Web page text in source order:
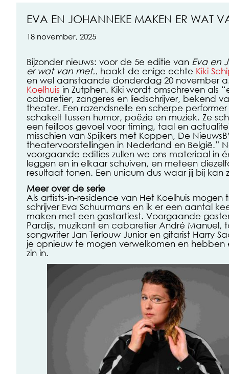
EVA EN JOHANNEKE MAKEN ER WAT
18 november, 2025
Bijzonder nieuws: voor de 5e editie van Eva en
er wat van met.. haakt de enige echte Kiki
en wel aanstaande donderdag 20 november
Koelhuis in Zutphen. Kiki wordt omschreven als
cabaretier, zangeres en liedschrijver, bekend
theater. Een razendsnelle en scherpe
schakelt tussen humor, poëzie en muziek. Ze
een feilloos gevoel voor timing, taal en
misschien van Spijkers met Koppen, De
theatervoorstellingen in Nederland en België.”
voorgaande edities zullen we ons materiaal in
leggen en in elkaar schuiven, en meteen
resultaat tonen. Een unicum dus waar jij bij kan
Meer over de serie
Als artists-in-residence van Het Koelhuis
schrijver Eva Schuurmans en ik er een aantal
maken met een gastartiest. Voorgaande
Pardijs, muzikant en cabaretier André Manuel,
songwriter Jan Terlouw Junior en gitarist Harry
je opnieuw te mogen verwelkomen en hebben
zin in.